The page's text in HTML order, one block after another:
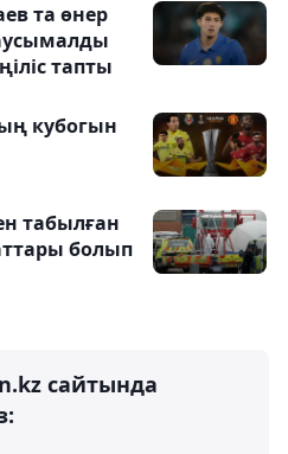
та өнер
тапты
кубогын
табылған
болып
сайтында